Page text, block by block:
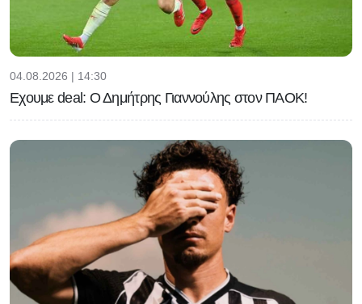
04.08.2026 | 14:30
Εχουμε deal: Ο Δημήτρης Γιαννούλης στον ΠΑΟΚ!